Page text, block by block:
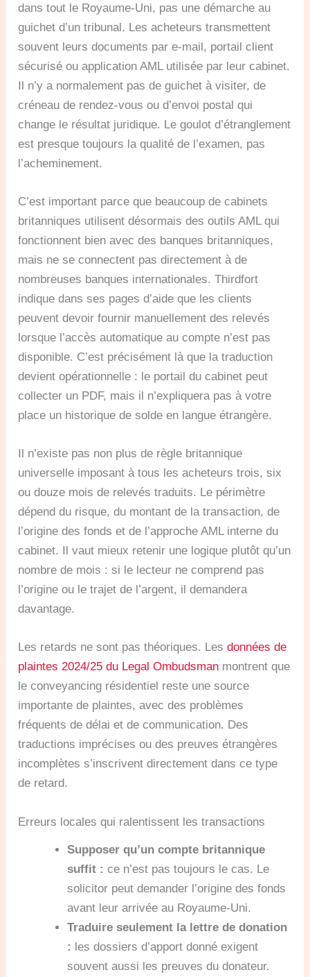
dans tout le Royaume-Uni, pas une démarche au
guichet d’un tribunal. Les acheteurs transmettent
souvent leurs documents par e-mail, portail client
sécurisé ou application AML utilisée par leur cabinet.
Il n’y a normalement pas de guichet à visiter, de
créneau de rendez-vous ou d’envoi postal qui
change le résultat juridique. Le goulot d’étranglement
est presque toujours la qualité de l’examen, pas
l’acheminement.
C’est important parce que beaucoup de cabinets
britanniques utilisent désormais des outils AML qui
fonctionnent bien avec des banques britanniques,
mais ne se connectent pas directement à de
nombreuses banques internationales. Thirdfort
indique dans ses pages d’aide que les clients
peuvent devoir fournir manuellement des relevés
lorsque l’accès automatique au compte n’est pas
disponible. C’est précisément là que la traduction
devient opérationnelle : le portail du cabinet peut
collecter un PDF, mais il n’expliquera pas à votre
place un historique de solde en langue étrangère.
Il n’existe pas non plus de règle britannique
universelle imposant à tous les acheteurs trois, six
ou douze mois de relevés traduits. Le périmètre
dépend du risque, du montant de la transaction, de
l’origine des fonds et de l’approche AML interne du
cabinet. Il vaut mieux retenir une logique plutôt qu’un
nombre de mois : si le lecteur ne comprend pas
l’origine ou le trajet de l’argent, il demandera
davantage.
Les retards ne sont pas théoriques. Lesdonnées de
plaintes 2024/25 du Legal Ombudsman montrent que
le conveyancing résidentiel reste une source
importante de plaintes, avec des problèmes
fréquents de délai et de communication. Des
traductions imprécises ou des preuves étrangères
incomplètes s’inscrivent directement dans ce type
de retard.
Erreurs locales qui ralentissent les transactions
Supposer qu’un compte britannique
suffit : ce n’est pas toujours le cas. Le
solicitor peut demander l’origine des fonds
avant leur arrivée au Royaume-Uni.
Traduire seulement la lettre de donation
: les dossiers d’apport donné exigent
souvent aussi les preuves du donateur.